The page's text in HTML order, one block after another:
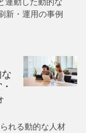
新・運用の事例
れる動的な人材